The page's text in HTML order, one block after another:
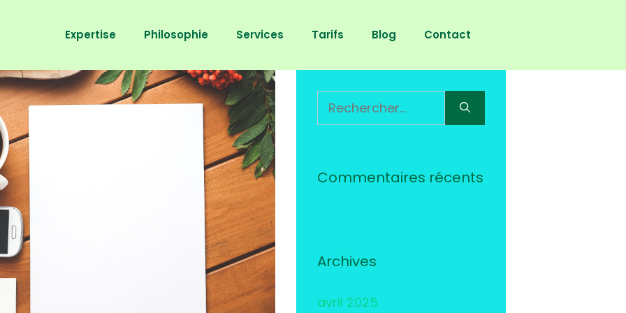
Expertise Philosophie Services Tarifs Blog Contact
Rechercher :
Commentaires récents
Archives
avril 2025